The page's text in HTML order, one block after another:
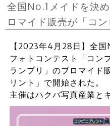
全国No.1メイドを決
ロマイド販売が「コ
【2023年4月28日】全
フォトコンテスト「コン
ランプリ」のブロマイド
リント」で開始された。
主催はハクバ写真産業と